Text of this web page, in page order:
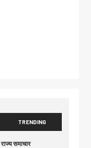
TRENDING
राज्य समाचार